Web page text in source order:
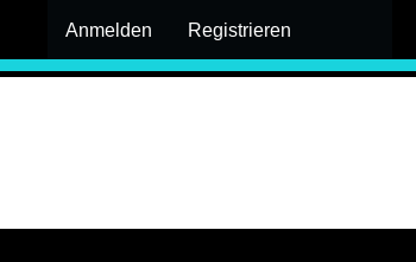
Anmelden Registrieren